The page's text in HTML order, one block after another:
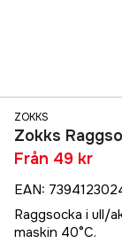
ZOKKS
Zokks
Från 49 kr
EAN:
Raggsocka i ull/
maskin 40°C.